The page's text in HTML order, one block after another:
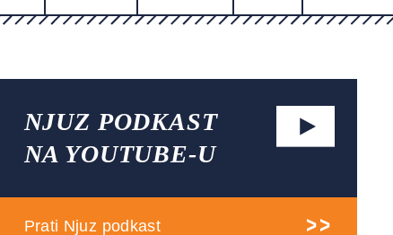
NJUZ PODKAST
NA YOUTUBE-U
Prati Njuz podkast